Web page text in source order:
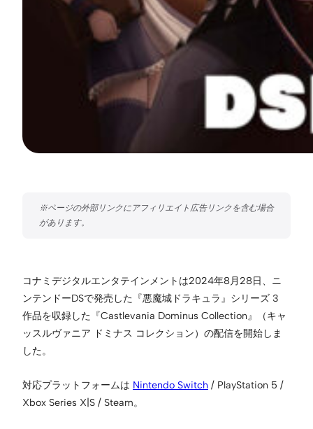
コナミデジタルエンタテインメントは2024年8月28日、ニ
ンテンドーDSで発売した『悪魔城ドラキュラ』シリーズ 3
作品を収録した『Castlevania Dominus Collection』（キャ
ッスルヴァニア ドミナス コレクション）の配信を開始しま
した。
対応プラットフォームは Nintendo Switch / PlayStation 5 /
Xbox Series X|S / Steam。